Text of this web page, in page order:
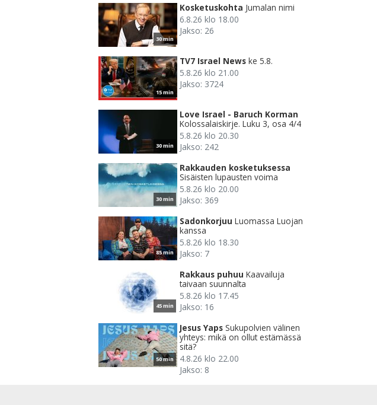
30 min
Kosketuskohta Jumalan nimi
6.8.26 klo 18.00
Jakso: 26
15 min
TV7 Israel News ke 5.8.
5.8.26 klo 21.00
Jakso: 3724
30 min
Love Israel - Baruch Korman
Kolossalaiskirje. Luku 3, osa 4/4
5.8.26 klo 20.30
Jakso: 242
30 min
Rakkauden kosketuksessa
Sisäisten lupausten voima
5.8.26 klo 20.00
Jakso: 369
85 min
Sadonkorjuu Luomassa Luojan
kanssa
5.8.26 klo 18.30
Jakso: 7
45 min
Rakkaus puhuu Kaavailuja
taivaan suunnalta
5.8.26 klo 17.45
Jakso: 16
50 min
Jesus Yaps Sukupolvien välinen
yhteys: mikä on ollut estämässä
sitä?
4.8.26 klo 22.00
Jakso: 8